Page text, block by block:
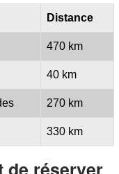
Distance
470 km
40 km
270 km
330 km